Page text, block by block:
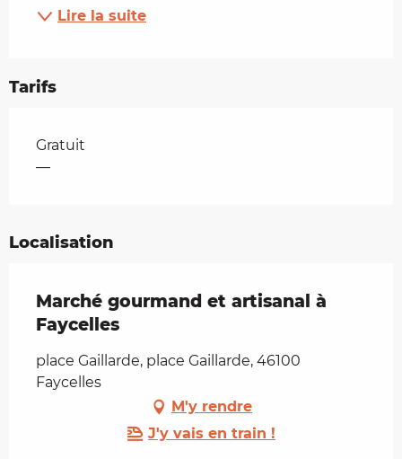
Lire la suite
Tarifs
Tarifs 2026
Gratuit
—
Localisation
Marché gourmand et artisanal à
Faycelles
place Gaillarde, place Gaillarde, 46100
Faycelles
M'y rendre
J'y vais en train !